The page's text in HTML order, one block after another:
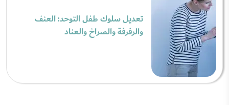
تعديل سلوك طفل التوحد: العنف
والرفرفة والصراخ والعناد